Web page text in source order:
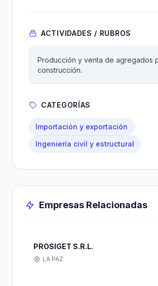
ACTIVIDADES / RUBROS
Producción y venta de agregados
construcción.
CATEGORÍAS
Importación y exportación
Ingeniería civil y estructural
Empresas Relacionadas
PROSIGET S.R.L.
LA PAZ